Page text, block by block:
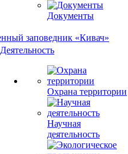
Документы
Деятельность
Охрана территории
Научная
деятельность